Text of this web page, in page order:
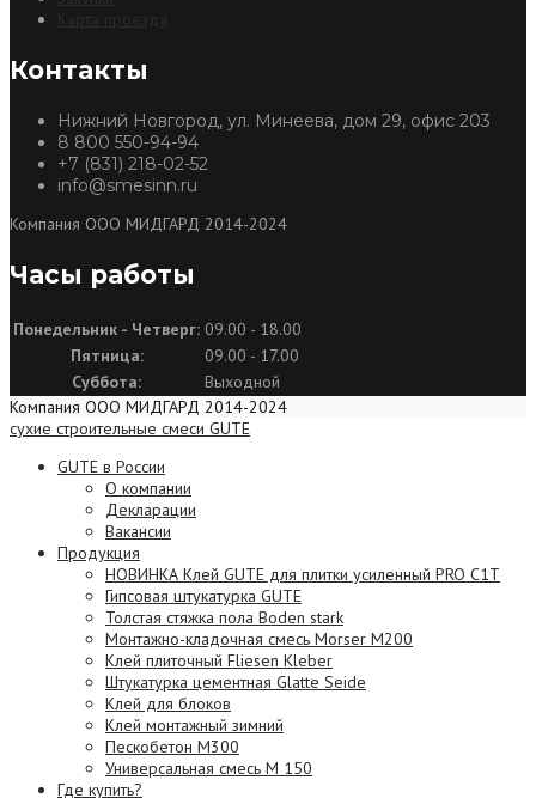
Контакты
Нижний Новгород, ул. Минеева, дом 29, офис 203
8 800 550-94-94
+7 (831) 218-02-52
info@smesinn.ru
Компания ООО МИДГАРД 2014-2024
Часы работы
Понедельник - Четверг: 09.00 - 18.00
Пятница:
09.00 - 17.00
Суббота:
Выходной
Компания ООО МИДГАРД 2014-2024
сухие строительные смеси GUTE
GUTE в России
О компании
Декларации
Вакансии
Продукция
НОВИНКА Клей GUTE для плитки усиленный PRO C1T
Гипсовая штукатурка GUTE
Толстая стяжка пола Boden stark
Монтажно-кладочная смесь Morser М200
Клей плиточный Fliesen Kleber
Штукатурка цементная Glatte Seide
Клей для блоков
Клей монтажный зимний
Пескобетон М300
Универсальная смесь М 150
Где купить?